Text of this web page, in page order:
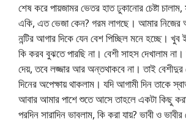
শেষ করে পায়জামর ভেতর হাত ঢুকানোর চেষ্টা
একি, এত ভেজা কেন? গরম লাগছে। আমার নিজের
নন্টির আগার দিকে যেন বেশ পিচ্ছিল মনে হচ্ছে।
কি করব বুঝতে পারছি না। বেশী সাহস দেখালাম না।
দেয়, তবে লজ্জার আর অন্তথাকবে না। তাই
দিনের অপেক্ষায় থাকলাম। যদি আগামী দিন তাকে
আবার আমার পাশে শুতে আসে তাহলে একটা কিছু
পরদিন সারাদিন ভাবলাম, কি করা যায়? ভাবী ও